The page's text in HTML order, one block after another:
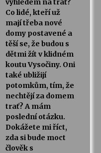
výhledem na trať?
Co lidé, kteří už
mají třeba nové
domy postavené a
těší se, že budou s
dětmi žít v klidném
koutu Vysočiny. Oni
také ubližijí
potomkům, tím, že
nechtějí za domem
trať? A mám
poslední otázku.
Dokážete mi říct,
zda si bude moct
člověk s